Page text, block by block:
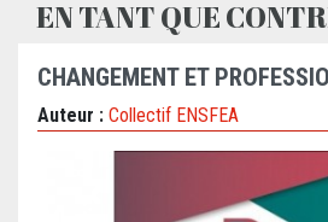
EN TANT QUE
CHANGEMENT ET
Auteur : Collectif ENSFEA